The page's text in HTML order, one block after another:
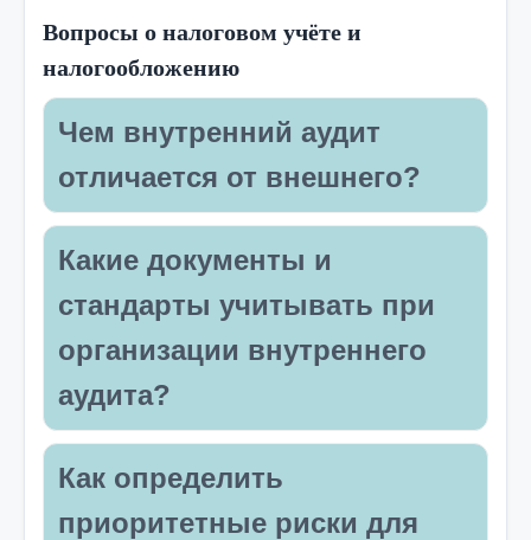
Вопросы о налоговом учёте и
налогообложению
Чем внутренний аудит
отличается от внешнего?
Какие документы и
стандарты учитывать при
организации внутреннего
аудита?
Как определить
приоритетные риски для